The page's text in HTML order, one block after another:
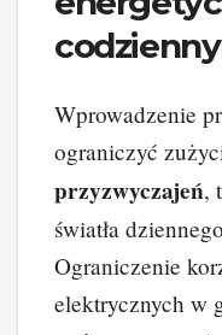
Wprowadzenie
ograniczyć
przyzwyczajeń,
światła
Ograniczenie
elektrycznych w